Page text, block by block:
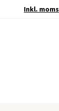
Inkl. moms